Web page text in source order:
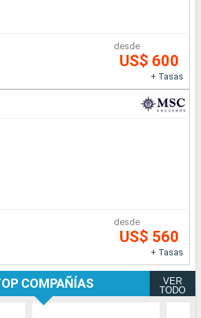
desde
US$ 600
+ Tasas
desde
US$ 560
+ Tasas
COMPAÑÍAS
VER
TODO